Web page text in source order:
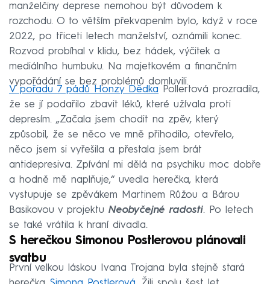
manželčiny deprese nemohou být důvodem k
rozchodu. O to větším překvapením bylo, když v roce
2022, po třiceti letech manželství, oznámili konec.
Rozvod probíhal v klidu, bez hádek, výčitek a
mediálního humbuku. Na majetkovém a finančním
vypořádání se bez problémů domluvili.
V pořadu 7 pádů Honzy Dědka Pollertová prozradila,
že se jí podařilo zbavit léků, které užívala proti
depresím. „Začala jsem chodit na zpěv, který
způsobil, že se něco ve mně přihodilo, otevřelo,
něco jsem si vyřešila a přestala jsem brát
antidepresiva. Zpívání mi dělá na psychiku moc dobře
a hodně mě naplňuje,“ uvedla herečka, která
vystupuje se zpěvákem Martinem Růžou a Bárou
Basikovou v projektu Neobyčejné radosti. Po letech
se také vrátila k hraní divadla.
S herečkou Simonou Postlerovou plánovali
svatbu
První velkou láskou Ivana Trojana byla stejně stará